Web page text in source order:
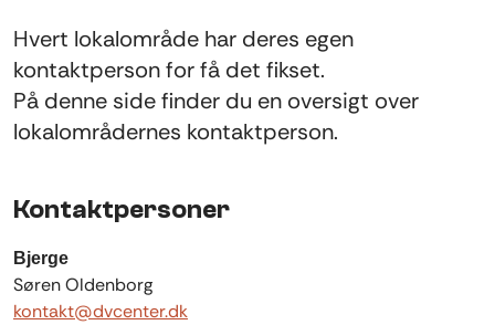
Hvert lokalområde har deres egen
kontaktperson for få det fikset.
På denne side finder du en oversigt over
lokalområdernes kontaktperson.
Kontaktpersoner
Bjerge
Søren Oldenborg
kontakt@dvcenter.dk